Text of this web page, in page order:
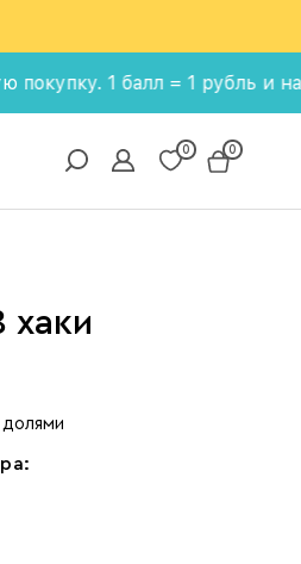
балл = 1 рубль и накапливай
0 0
хаки